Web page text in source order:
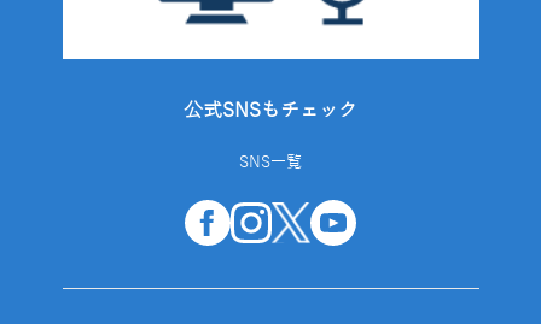
公式SNSもチェック
SNS一覧